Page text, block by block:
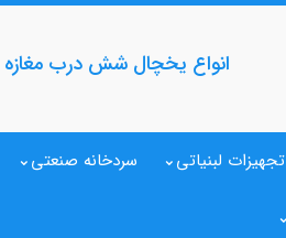
انواع یخچال شش درب مغازه
تجهیزات لبنیاتی سردخانه صنعتی